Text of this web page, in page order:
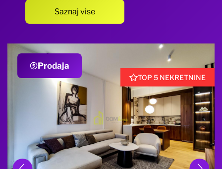
Saznaj vise
Prodaja
TOP 5 NEKRETNINE